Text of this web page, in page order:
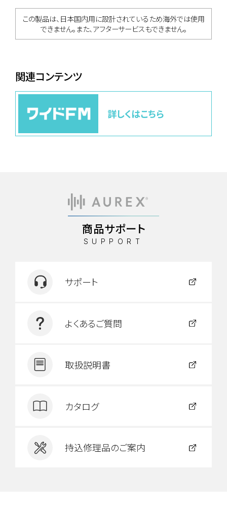
この製品は、日本国内用に設計されているため海外では使用
できません。また、アフターサービスもできません。
関連コンテンツ
詳しくはこちら
商品サポート
SUPPORT
サポート
よくあるご質問
取扱説明書
カタログ
持込修理品のご案内